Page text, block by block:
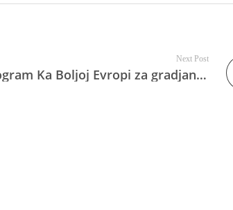
Next Post
EU program Ka Boljoj Evropi za gradjane i građanke